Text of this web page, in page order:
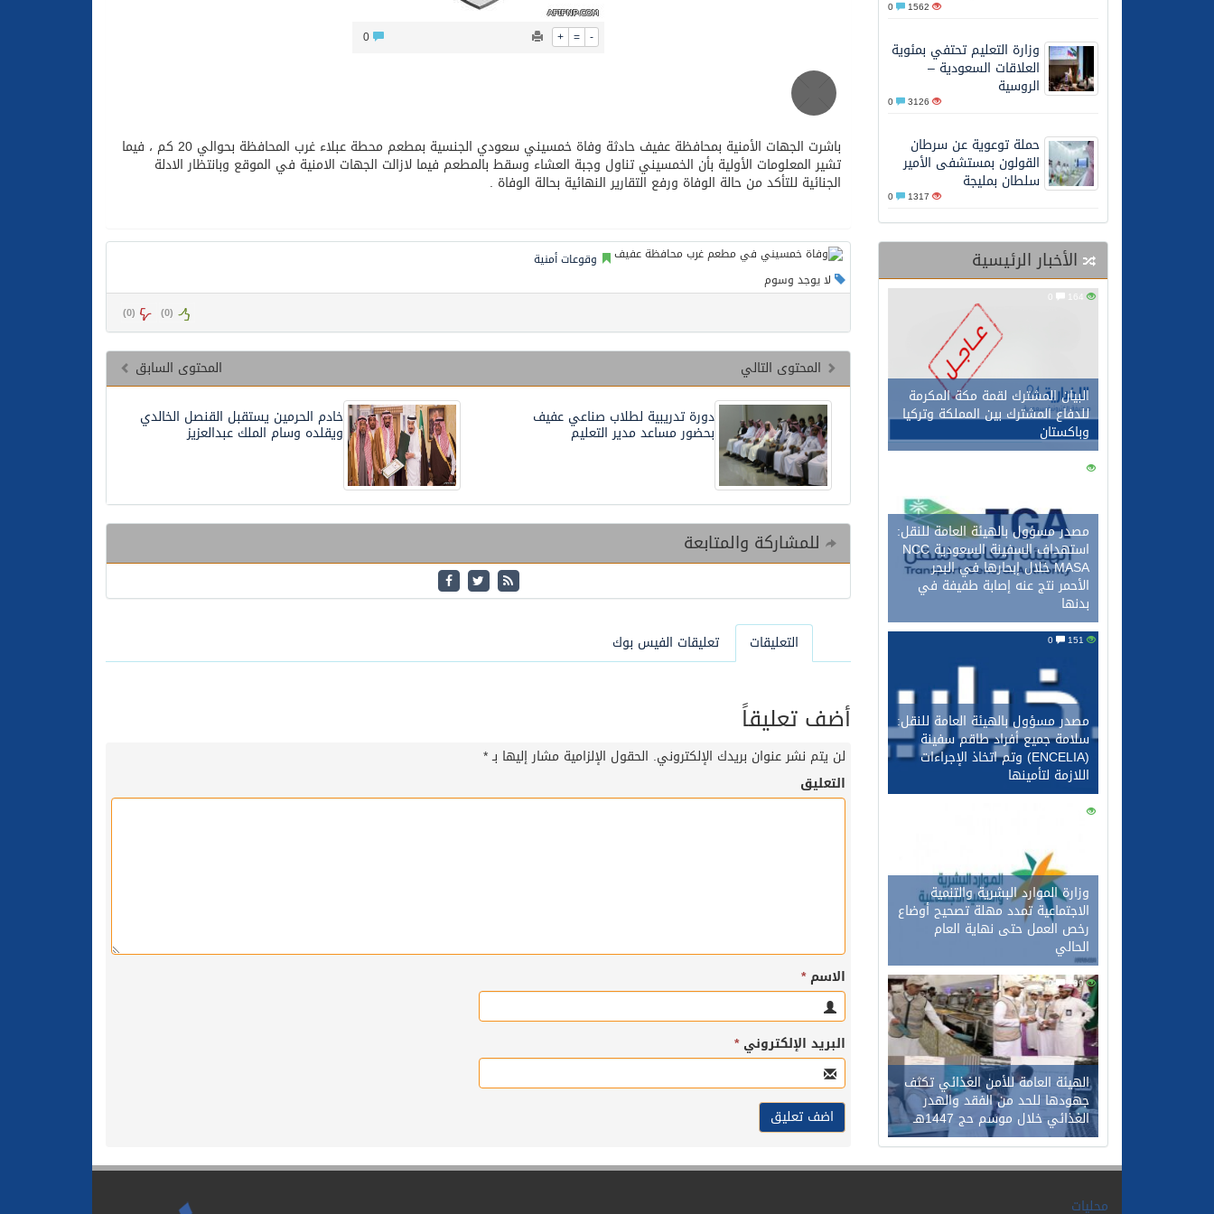
محافظ عفيف يؤدي صلاة عيد الأضحى
1562
وزارة التعليم تحتفي بمئوية
العلاقات السعودية –
الروسية
3126
حملة توعوية عن سرطان
القولون بمستشفى الأمير
سلطان بمليجة
1317
الأخبار الرئيسية
البيان المشترك لقمة مكة المكرمة
للدفاع المشترك بين المملكة وتركيا
وباكستان
161
مصدر مسؤول بالهيئة العامة للنقل:
استهداف السفينة السعودية NCC
MASA خلال إبحارها في البحر
الأحمر نتج عنه إصابة طفيفة في
بدنها
مصدر مسؤول بالهيئة العامة للنقل:
سلامة جميع أفراد طاقم سفينة
(ENCELIA) وتم اتخاذ الإجراءات
اللازمة لتأمينها
128
وزارة الموارد البشرية والتنمية
الاجتماعية تمدد مهلة تصحيح أوضاع
رخص العمل حتى نهاية العام
الحالي
109
0
الهيئة العامة للأمن الغذائي تكثف
جهودها للحد من الفقد والهدر
الغذائي خلال موسم حج 1447هـ
+ = -
باشرت الجهات الأمنية بمحافظة عفيف حادثة وفاة خمسيني سعودي الجنسية بمطعم محطة عبلاء غرب المحافظة بحوالي 20 كم ، فيما
تشير المعلومات الأولية بأن الخمسيني تناول وجبة العشاء وسقط بالمطعم فيما لازالت الجهات الامنية في الموقع وبانتظار الادلة
الجنائية للتأكد من حالة الوفاة ورفع التقارير النهائية بحالة الوفاة .
وقوعات أمنية
لا يوجد وسوم
(
0
) (
0
)
المحتوى السابق
المحتوى التالي
خادم الحرمين يستقبل القنصل الخالدي
ويقلده وسام الملك عبدالعزيز
دورة تدريبية لطلاب صناعي عفيف
بحضور مساعد مدير التعليم
للمشاركة والمتابعة
التعليقات تعليقات الفيس بوك
أضف تعليقاً
لن يتم نشر عنوان بريدك الإلكتروني. الحقول الإلزامية مشار إليها بـ*
التعليق
الاسم*
البريد الإلكتروني*
محليات